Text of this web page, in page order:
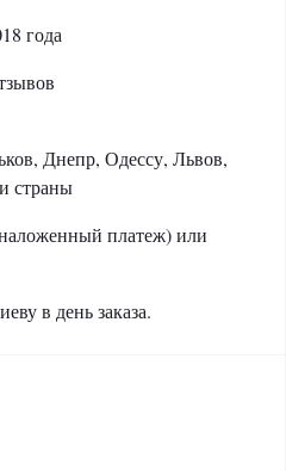
года
Днепр, Одессу, Львов,
страны
платеж) или
в день заказа.